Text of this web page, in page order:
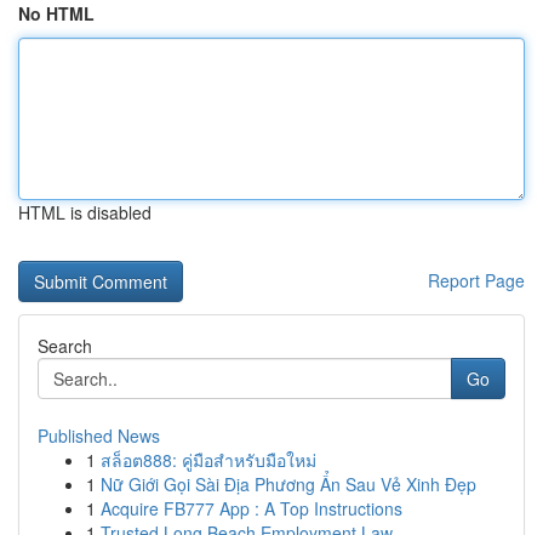
No HTML
HTML is disabled
Report Page
Search
Go
Published News
1 สล็อต888: คู่มือสำหรับมือใหม่
1 Nữ Giới Gọi Sài Địa Phương Ẩn Sau Vẻ Xinh Đẹp
1 Acquire FB777 App : A Top Instructions